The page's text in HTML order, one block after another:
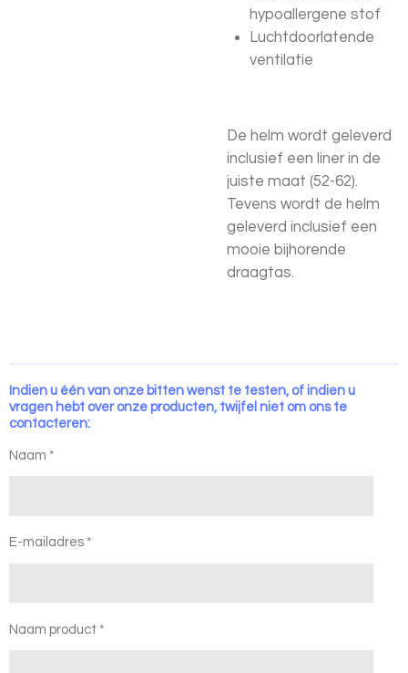
hypoallergene stof
Luchtdoorlatende
ventilatie
De helm wordt geleverd
inclusief een liner in de
juiste maat (52-62).
Tevens wordt de helm
geleverd inclusief een
mooie bijhorende
draagtas.
Indien u één van onze bitten wenst te testen, of indien u
vragen hebt over onze producten, twijfel niet om ons te
contacteren:
Naam *
E-mailadres *
Naam product *